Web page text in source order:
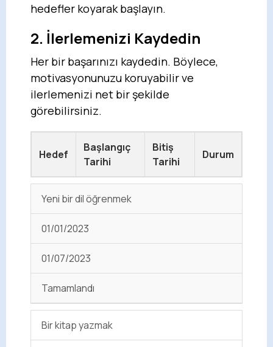
hedefler koyarak başlayın.
2. İlerlemenizi Kaydedin
Her bir başarınızı kaydedin. Böylece,
motivasyonunuzu koruyabilir ve
ilerlemenizi net bir şekilde
görebilirsiniz.
Hedef
Başlangıç
Tarihi
Bitiş
Tarihi
Durum
Yeni bir dil öğrenmek
01/01/2023
01/07/2023
Tamamlandı
Bir kitap yazmak